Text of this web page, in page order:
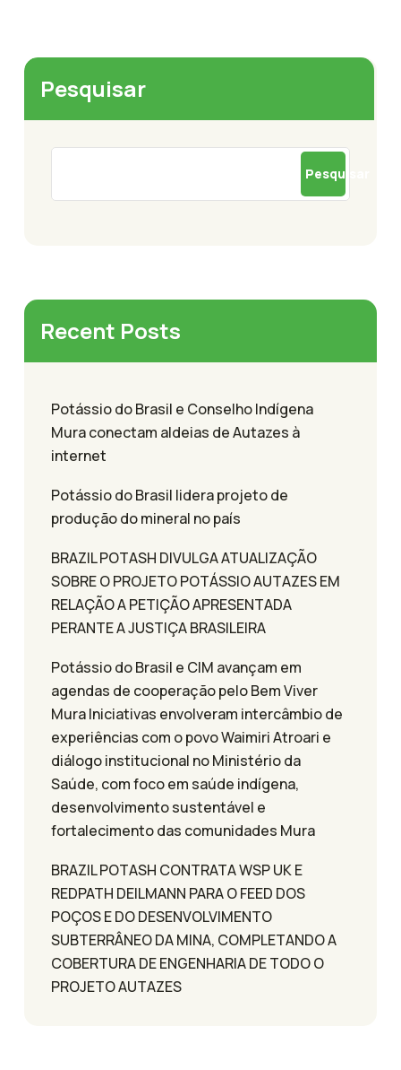
Pesquisar
Pesquisar
Recent Posts
Potássio do Brasil e Conselho Indígena
Mura conectam aldeias de Autazes à
internet
Potássio do Brasil lidera projeto de
produção do mineral no país
BRAZIL POTASH DIVULGA ATUALIZAÇÃO
SOBRE O PROJETO POTÁSSIO AUTAZES EM
RELAÇÃO A PETIÇÃO APRESENTADA
PERANTE A JUSTIÇA BRASILEIRA
Potássio do Brasil e CIM avançam em
agendas de cooperação pelo Bem Viver
Mura Iniciativas envolveram intercâmbio de
experiências com o povo Waimiri Atroari e
diálogo institucional no Ministério da
Saúde, com foco em saúde indígena,
desenvolvimento sustentável e
fortalecimento das comunidades Mura
BRAZIL POTASH CONTRATA WSP UK E
REDPATH DEILMANN PARA O FEED DOS
POÇOS E DO DESENVOLVIMENTO
SUBTERRÂNEO DA MINA, COMPLETANDO A
COBERTURA DE ENGENHARIA DE TODO O
PROJETO AUTAZES